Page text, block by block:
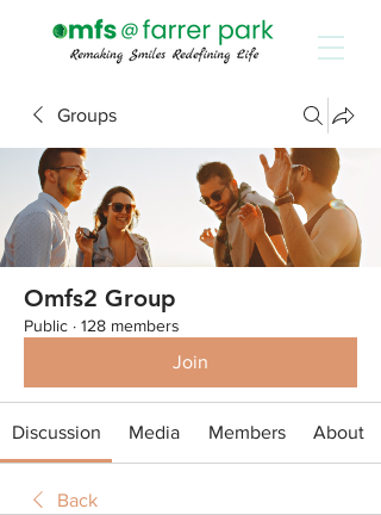
Groups
Omfs2 Group
Public · 128 members
Join
Discussion Media Members About
Back